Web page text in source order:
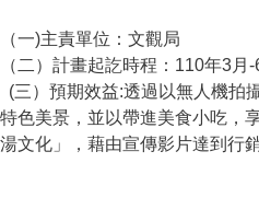
（一)主責單位：文觀局
（二）計畫起訖時程：110年3月-
(三）預期效益:透過以無人機拍
特色美景，並以帶進美食小吃，
湯文化」，藉由宣傳影片達到行